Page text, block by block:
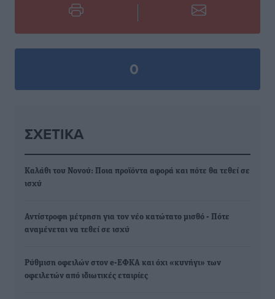
0
ΣΧΕΤΙΚΆ
Καλάθι του Νονού: Ποια προϊόντα αφορά και πότε θα τεθεί σε
ισχύ
Αντίστροφη μέτρηση για τον νέο κατώτατο μισθό - Πότε
αναμένεται να τεθεί σε ισχύ
Ρύθμιση οφειλών στον e-ΕΦΚΑ και όχι «κυνήγι» των
οφειλετών από ιδιωτικές εταιρίες